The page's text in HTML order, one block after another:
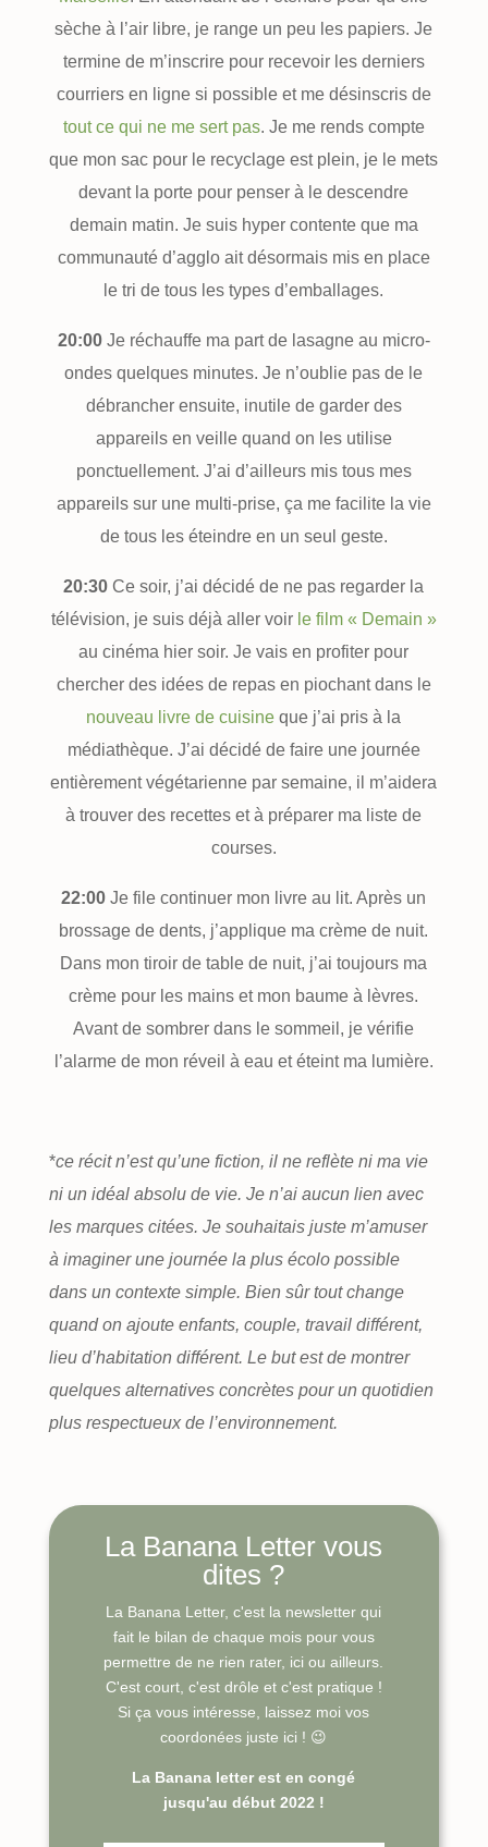
sèche à l’air libre, je range un peu les papiers. Je
termine de m’inscrire pour recevoir les derniers
courriers en ligne si possible et me désinscris de
tout ce qui ne me sert pas. Je me rends compte
que mon sac pour le recyclage est plein, je le mets
devant la porte pour penser à le descendre
demain matin. Je suis hyper contente que ma
communauté d’agglo ait désormais mis en place
le tri de tous les types d’emballages.
20:00Je réchauffe ma part de lasagne au micro-
ondes quelques minutes. Je n’oublie pas de le
débrancher ensuite, inutile de garder des
appareils en veille quand on les utilise
ponctuellement. J’ai d’ailleurs mis tous mes
appareils sur une multi-prise, ça me facilite la vie
de tous les éteindre en un seul geste.
20:30 Ce soir, j’ai décidé de ne pas regarder la
télévision, je suis déjà aller voir le film « Demain »
au cinéma hier soir. Je vais en profiter pour
chercher des idées de repas en piochant dans le
nouveau livre de cuisine que j’ai pris à la
médiathèque. J’ai décidé de faire une journée
entièrement végétarienne par semaine, il m’aidera
à trouver des recettes et à préparer ma liste de
courses.
22:00 Je file continuer mon livre au lit. Après un
brossage de dents, j’applique ma crème de nuit.
Dans mon tiroir de table de nuit, j’ai toujours ma
crème pour les mains et mon baume à lèvres.
Avant de sombrer dans le sommeil, je vérifie
l’alarme de mon réveil à eau et éteint ma lumière.
*ce récit n’est qu’une fiction, il ne reflète ni ma vie
ni un idéal absolu de vie. Je n’ai aucun lien avec
les marques citées. Je souhaitais juste m’amuser
à imaginer une journée la plus écolo possible
dans un contexte simple. Bien sûr tout change
quand on ajoute enfants, couple, travail différent,
lieu d’habitation différent. Le but est de montrer
quelques alternatives concrètes pour un quotidien
plus respectueux de l’environnement.
La Banana Letter vous
dites ?
La Banana Letter, c'est la newsletter qui
fait le bilan de chaque mois pour vous
permettre de ne rien rater, ici ou ailleurs.
C'est court, c'est drôle et c'est pratique !
Si ça vous intéresse, laissez moi vos
coordonées juste ici ! 😉
La Banana letter est en congé
jusqu'au début 2022 !